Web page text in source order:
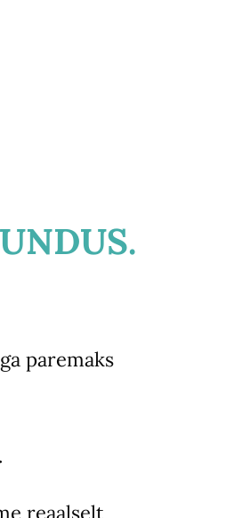
paremaks
reaalselt